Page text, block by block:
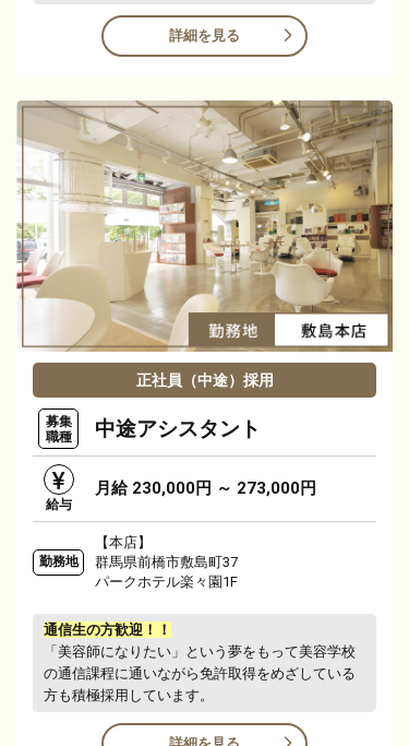
詳細を見る
正社員（中途）採用
募集
職種
中途アシスタント
給与
月給 230,000円 ～ 273,000円
勤務地
【本店】
群馬県前橋市敷島町37
パークホテル楽々園1F
通信生の方歓迎！！
「美容師になりたい」という夢をもって美容学校
の通信課程に通いながら免許取得をめざしている
方も積極採用しています。